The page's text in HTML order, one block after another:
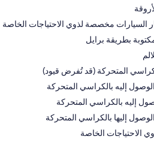
بطريقة برايل
المتحركة (قد تُفرض قيود)
إليه بالكراسي المتحركة
إليه بالكراسي المتحركة
إليها بالكراسي المتحركة
الاحتياجات الخاصة